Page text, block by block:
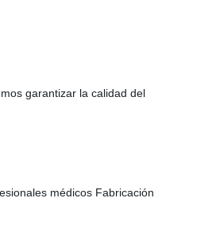
garantizar la calidad del
médicos Fabricación